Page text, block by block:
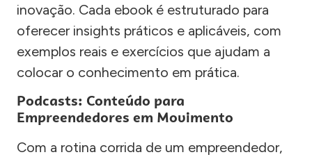
inovação. Cada ebook é estruturado para
oferecer insights práticos e aplicáveis, com
exemplos reais e exercícios que ajudam a
colocar o conhecimento em prática.
Podcasts: Conteúdo para
Empreendedores em Movimento
Com a rotina corrida de um empreendedor,